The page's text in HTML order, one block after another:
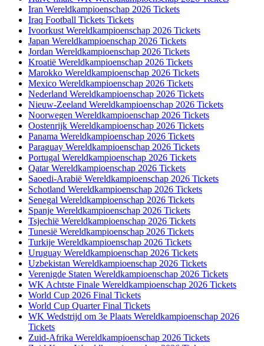
Iran Wereldkampioenschap 2026 Tickets
Iraq Football Tickets Tickets
Ivoorkust Wereldkampioenschap 2026 Tickets
Japan Wereldkampioenschap 2026 Tickets
Jordan Wereldkampioenschap 2026 Tickets
Kroatië Wereldkampioenschap 2026 Tickets
Marokko Wereldkampioenschap 2026 Tickets
Mexico Wereldkampioenschap 2026 Tickets
Nederland Wereldkampioenschap 2026 Tickets
Nieuw-Zeeland Wereldkampioenschap 2026 Tickets
Noorwegen Wereldkampioenschap 2026 Tickets
Oostenrijk Wereldkampioenschap 2026 Tickets
Panama Wereldkampioenschap 2026 Tickets
Paraguay Wereldkampioenschap 2026 Tickets
Portugal Wereldkampioenschap 2026 Tickets
Qatar Wereldkampioenschap 2026 Tickets
Saoedi-Arabië Wereldkampioenschap 2026 Tickets
Schotland Wereldkampioenschap 2026 Tickets
Senegal Wereldkampioenschap 2026 Tickets
Spanje Wereldkampioenschap 2026 Tickets
Tsjechië Wereldkampioenschap 2026 Tickets
Tunesië Wereldkampioenschap 2026 Tickets
Turkije Wereldkampioenschap 2026 Tickets
Uruguay Wereldkampioenschap 2026 Tickets
Uzbekistan Wereldkampioenschap 2026 Tickets
Verenigde Staten Wereldkampioenschap 2026 Tickets
WK Achtste Finale Wereldkampioenschap 2026 Tickets
World Cup 2026 Final Tickets
World Cup Quarter Final Tickets
WK Wedstrijd om 3e Plaats Wereldkampioenschap 2026
Tickets
Zuid-Afrika Wereldkampioenschap 2026 Tickets